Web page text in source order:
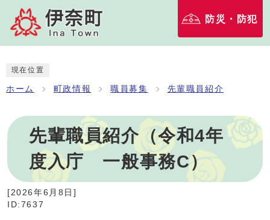
防災・防犯
現在位置
ホーム 町政情報 職員募集 先輩職員紹介
先輩職員紹介（令和4年
度入庁 一般事務C）
[2026年6月8日]
ID:7637